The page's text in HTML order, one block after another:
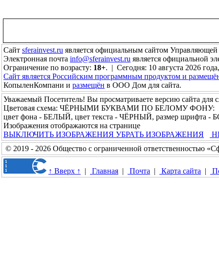
Сайт sferainvest.ru является официальным сайтом
Электронная почта info@sferainvest.ru является официальной
Ограничение по возрасту: 18+. | Сегодня: 10 августа 2026
Сайт является Российским программным продуктом и
КопыленКомпани и размещён в ООО Дом для сайта.
Уважаемый Посетитель! Вы просматриваете версию сайта для
Цветовая схема: ЧЁРНЫМИ БУКВАМИ ПО БЕЛОМУ ФОНУ:
цвет фона - БЕЛЫЙ, цвет текста - ЧЁРНЫЙ, размер шрифта
Изображения отображаются на странице
ВЫКЛЮЧИТЬ ИЗОБРАЖЕНИЯ УБРАТЬ ИЗОБРАЖЕНИЯ
© 2019 - 2026 Общество с ограниченной ответственностью
↑ Вверх ↑ | Главная | Почта | Карта сайта |